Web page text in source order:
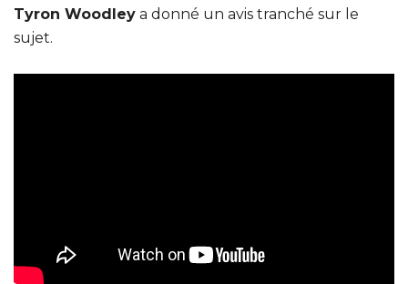
Tyron Woodley a donné un avis tranché sur le
sujet.